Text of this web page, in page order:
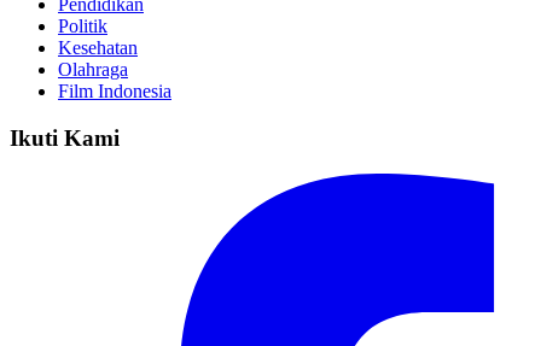
Pendidikan
Politik
Kesehatan
Olahraga
Film Indonesia
Ikuti Kami